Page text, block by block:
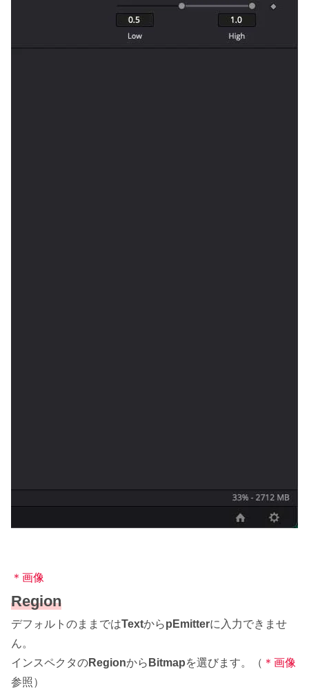
＊画像
Region
デフォルトのままではTextからpEmitterに入力できませ
ん。
インスペクタのRegionから Bitmapを選びます。（ ＊画像
参照）